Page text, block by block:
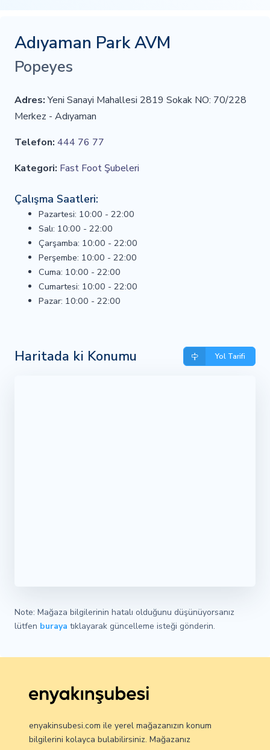
Adıyaman Park AVM
Popeyes
Adres:Yeni Sanayi Mahallesi 2819 Sokak NO: 70/228
Merkez - Adıyaman
Telefon: 444 76 77
Kategori: Fast Foot Şubeleri
Çalışma Saatleri:
Pazartesi: 10:00 - 22:00
Salı: 10:00 - 22:00
Çarşamba: 10:00 - 22:00
Perşembe: 10:00 - 22:00
Cuma: 10:00 - 22:00
Cumartesi: 10:00 - 22:00
Pazar: 10:00 - 22:00
Haritada ki Konumu Yol Tarifi
Note: Mağaza bilgilerinin hatalı olduğunu düşünüyorsanız
lütfen buraya tıklayarak güncelleme isteği gönderin.
enyakinsubesi.com ile yerel mağazanızın konum
bilgilerini kolayca bulabilirsiniz. Mağazanız